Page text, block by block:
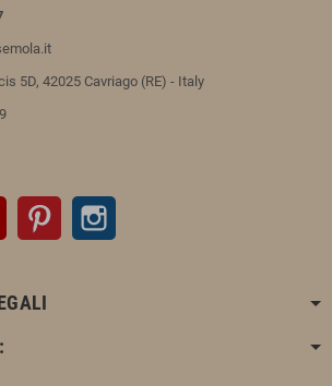
5D, 42025 Cavriago (RE) - Italy
YouTube Pinterest